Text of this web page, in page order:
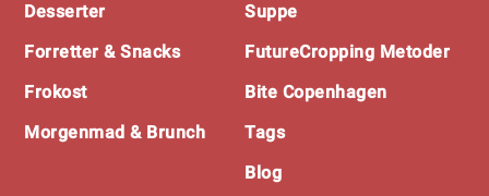
Desserter
Forretter & Snacks
Frokost
Morgenmad & Brunch
Suppe
FutureCropping Metoder
Bite Copenhagen
Tags
Blog